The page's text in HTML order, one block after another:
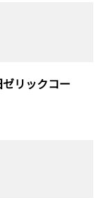
リックコー